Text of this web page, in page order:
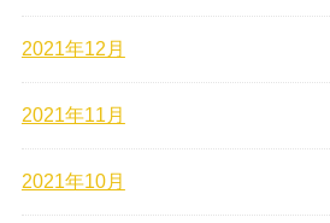
2021年12月
2021年11月
2021年10月